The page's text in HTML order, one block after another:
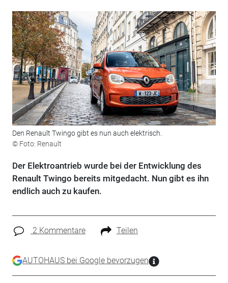
Den Renault Twingo gibt es nun auch elektrisch.
© Foto: Renault
Der Elektroantrieb wurde bei der Entwicklung des
Renault Twingo bereits mitgedacht. Nun gibt es ihn
endlich auch zu kaufen.
2 Kommentare Teilen
AUTOHAUS bei Google bevorzugen